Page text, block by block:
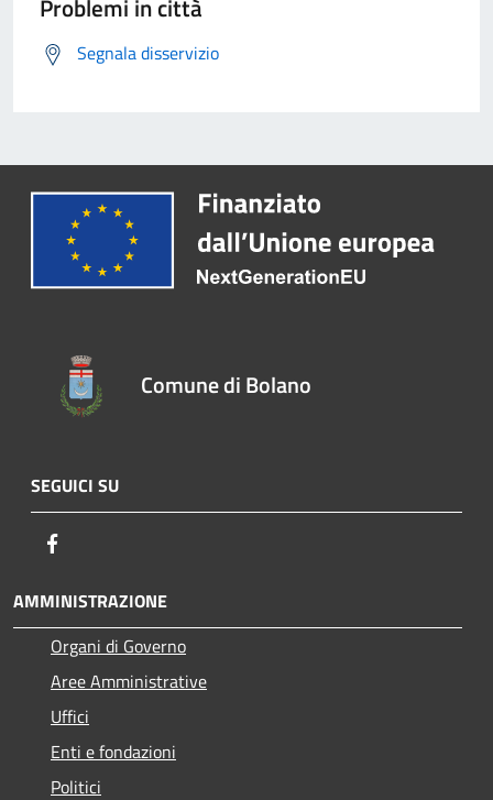
Problemi in città
Segnala disservizio
Comune di Bolano
SEGUICI SU
AMMINISTRAZIONE
Organi di Governo
Aree Amministrative
Uffici
Enti e fondazioni
Politici